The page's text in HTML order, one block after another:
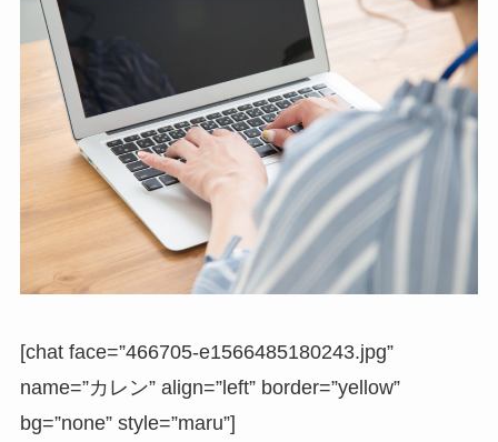
[chat face=”466705-e1566485180243.jpg”
name=”カレン” align=”left” border=”yellow”
bg=”none” style=”maru”]